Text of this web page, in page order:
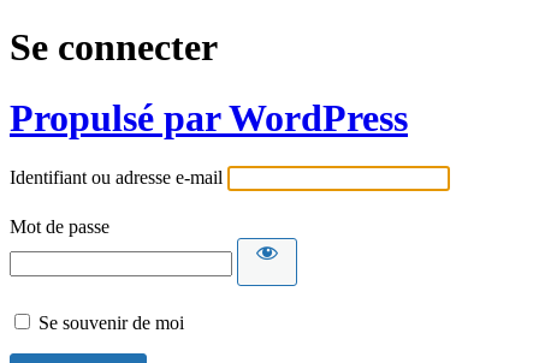
Se connecter
Propulsé par WordPress
Identifiant ou adresse e-mail
Mot de passe
Se souvenir de moi